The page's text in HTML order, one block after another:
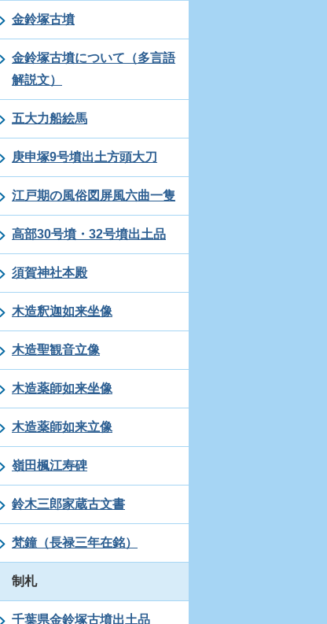
金鈴塚古墳
金鈴塚古墳について（多言語
解説文）
五大力船絵馬
庚申塚9号墳出土方頭大刀
江戸期の風俗図屏風六曲一隻
高部30号墳・32号墳出土品
須賀神社本殿
木造釈迦如来坐像
木造聖観音立像
木造薬師如来坐像
木造薬師如来立像
嶺田楓江寿碑
鈴木三郎家蔵古文書
梵鐘（長禄三年在銘）
制札
千葉県金鈴塚古墳出土品